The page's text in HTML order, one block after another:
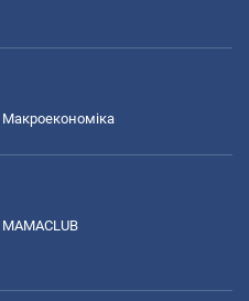
Макроекономіка
MAMACLUB